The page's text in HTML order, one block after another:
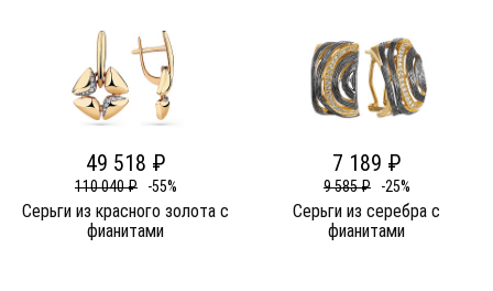
49 518 ₽
110 040 ₽ -55%
Серьги из красного золота c
фианитами
7 189 ₽
9 585 ₽ -25%
Серьги из серебра c
фианитами